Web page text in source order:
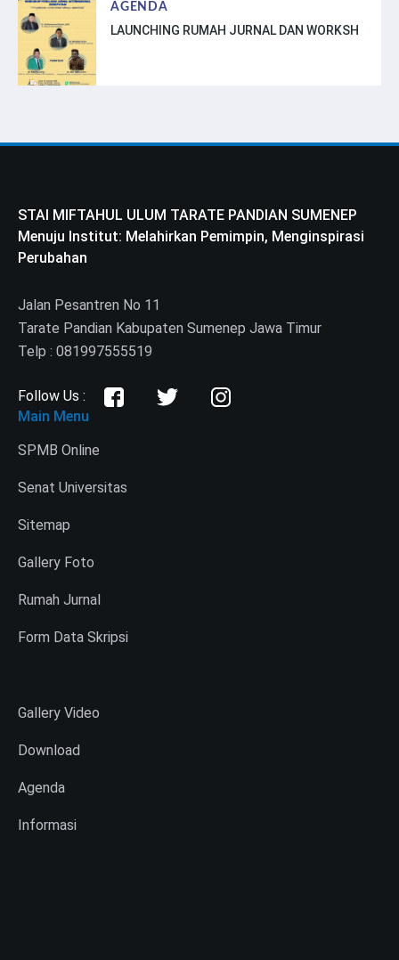
AGENDA
LAUNCHING RUMAH JURNAL DAN WORKSH
STAI MIFTAHUL ULUM TARATE PANDIAN SUMENEP
Menuju Institut: Melahirkan Pemimpin, Menginspirasi
Perubahan
Jalan Pesantren No 11
Tarate Pandian Kabupaten Sumenep Jawa Timur
Telp : 081997555519
Follow Us :
Main Menu
SPMB Online
Senat Universitas
Sitemap
Gallery Foto
Rumah Jurnal
Form Data Skripsi
Gallery Video
Download
Agenda
Informasi